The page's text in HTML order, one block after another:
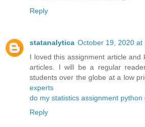
Reply
statanalytica October 19, 2020 at
I loved this assignment article and
articles. I will be a regular
students over the globe at a low
experts
do my statistics assignment python
Reply